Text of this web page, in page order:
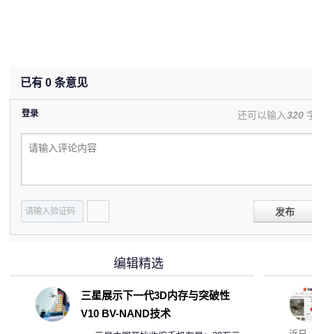
已有 0 条意见
登录 还可以输入320
发布
编辑精选
三星展示下一代3D内存与突破性
V10 BV-NAND技术